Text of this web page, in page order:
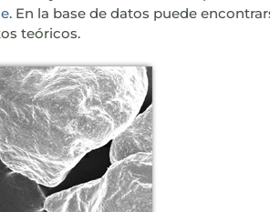
. En la base de datos puede
teóricos.